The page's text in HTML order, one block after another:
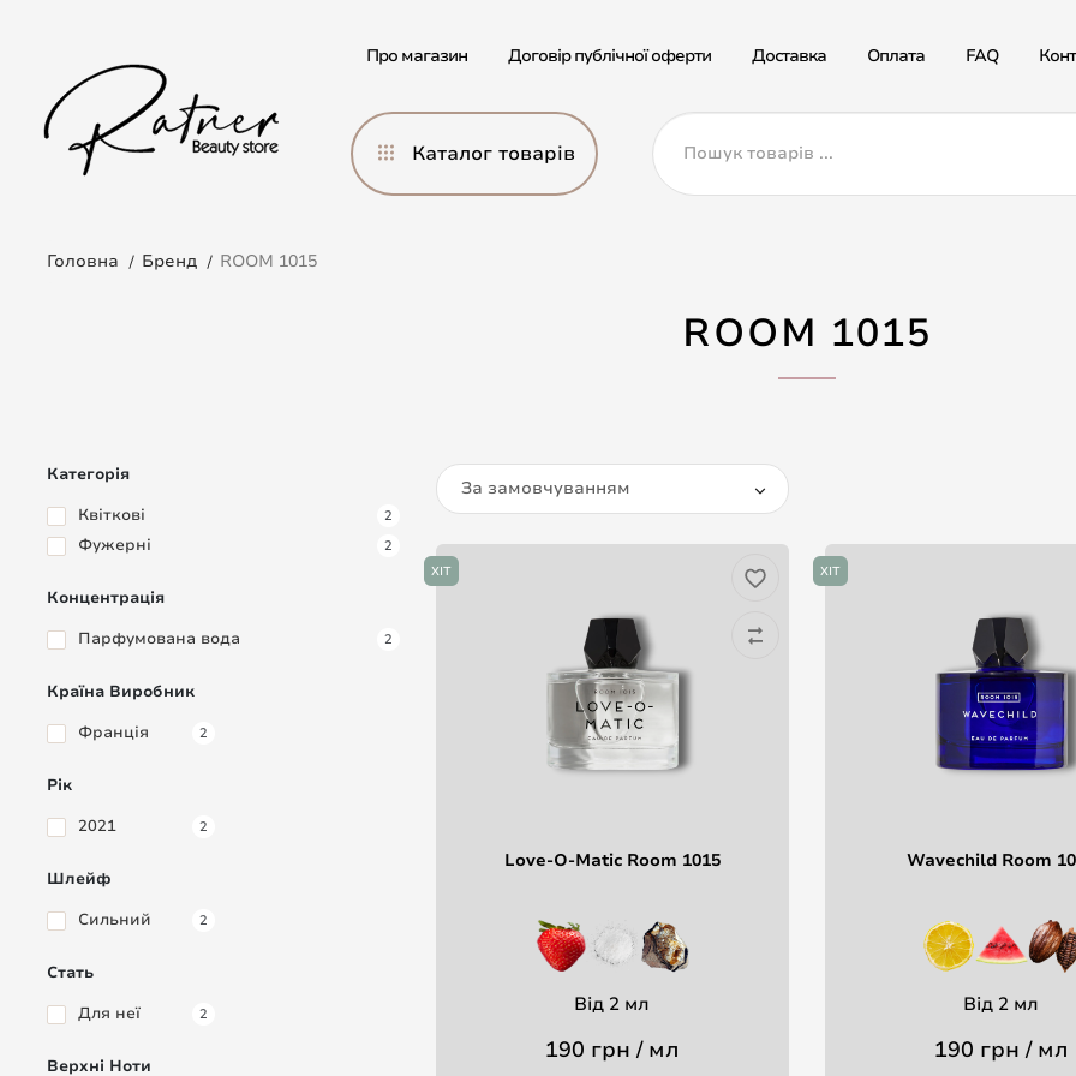
Про магазин Договір публічної оферти Доставка Оплата FAQ
Каталог товарів
Головна Бренд ROOM 1015
ROOM 1015
Категорія
Квіткові
2
Фужерні 2
Концентрація
Парфумована вода
2
Країна Виробник
Франція
2
Рік
2021
2
Шлейф
Сильний
2
Стать
Для неї
2
Верхні Ноти
За замовчуванням
ХІТ
Love-O-Matic Room 1015
Від 2 мл
190 грн / мл
ХІТ
Wavechild Room
Від 2 мл
190 грн / мл